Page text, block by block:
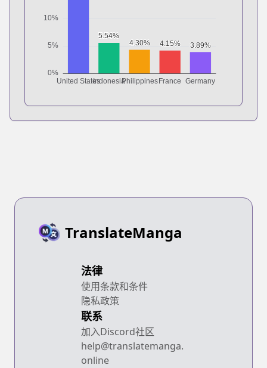
TranslateManga
法律
使用条款和条件
隐私政策
联系
加入Discord社区
help@translatemanga.
online